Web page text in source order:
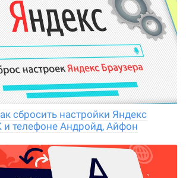
сбросить настройки Яндекс
и телефоне Андройд, Айфон